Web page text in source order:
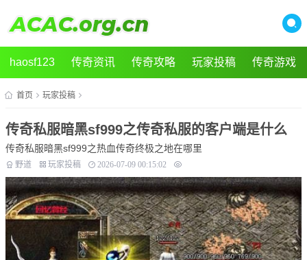
haosf123 传奇资讯 传奇攻略 玩家投稿 传奇游戏
首页 玩家投稿
传奇私服暗黑sf999之传奇私服的客户端是什么
传奇私服暗黑sf999之热血传奇终极之地在哪里
野道 玩家投稿 2026-07-09 00:15:02